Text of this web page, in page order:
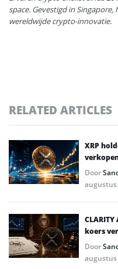
space. Gevestigd in
wereldwijde crypto-innovatie.
RELATED ARTICLES
XRP
Door
koers
Door